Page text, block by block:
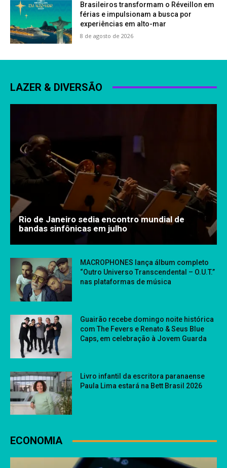
Brasileiros transformam o Réveillon em
férias e impulsionam a busca por
experiências em alto-mar
8 de agosto de 2026
LAZER & DIVERSÃO
Rio de Janeiro sedia encontro mundial de
bandas sinfônicas em julho
MACROPHONES lança álbum completo
“Outro Universo Transcendental – O.U.T.”
nas plataformas de música
Guairão recebe domingo noite histórica
com The Fevers e Renato & Seus Blue
Caps, em celebração à Jovem Guarda
Livro infantil da escritora paranaense
Paula Lima estará na Bett Brasil 2026
ECONOMIA